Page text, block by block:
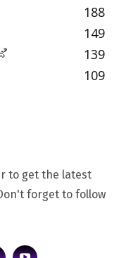
188
149
139
109
to get the latest
forget to follow